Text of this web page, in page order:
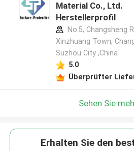
Material Co., Ltd.
Herstellerprofil
No.5, Changsheng
Xinzhuang Town,
Suzhou City ,China
5.0
Überprüfter
Sehen Sie
Erhalten Sie den